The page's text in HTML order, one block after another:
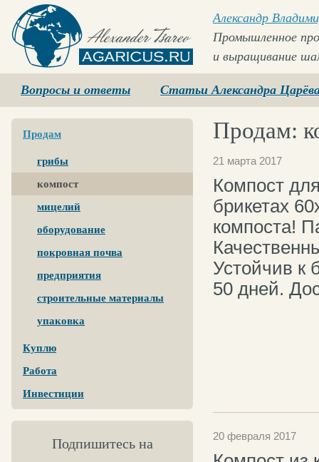
Agaricus.ru
Александр
Промышленное
и выращивание
Вопросы и ответы Статьи Александра
Продам
грибы
компост
мицелий
оборудование
покровная почва
предприятия
строительные материалы
упаковка
Куплю
Работа
Инвестиции
Подпишитесь на
Продам:
21 марта 2017
Компост
брикетах
компоста!
Устойчив к
50 дней.
20 февраля 2017